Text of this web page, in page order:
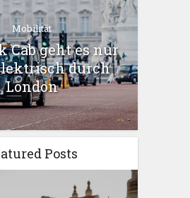
Mobilität
Cab geht es nur
durch
London
Posts